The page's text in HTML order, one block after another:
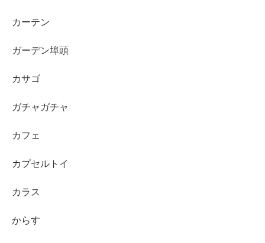
カーテン
ガーデン埠頭
カサゴ
ガチャガチャ
カフェ
カプセルトイ
カラス
からす